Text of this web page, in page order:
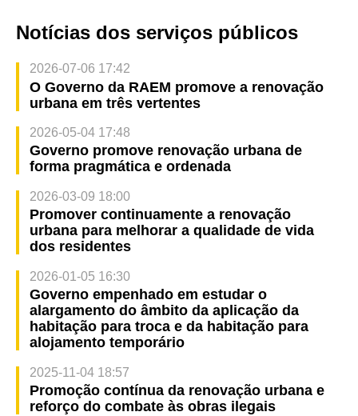
Notícias dos serviços públicos
2026-07-06 17:42
O Governo da RAEM promove a renovação
urbana em três vertentes
2026-05-04 17:48
Governo promove renovação urbana de
forma pragmática e ordenada
2026-03-09 18:00
Promover continuamente a renovação
urbana para melhorar a qualidade de vida
dos residentes
2026-01-05 16:30
Governo empenhado em estudar o
alargamento do âmbito da aplicação da
habitação para troca e da habitação para
alojamento temporário
2025-11-04 18:57
Promoção contínua da renovação urbana e
reforço do combate às obras ilegais